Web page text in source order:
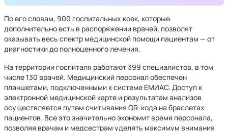
По его словам, 900 госпитальных коек, которые
дополнительно есть в распоряжении врачей, позволят
оказывать весь спектр медицинской помощи пациентам — от
диагностики до полноценного лечения.
На территории госпиталя работают 399 специалистов, в том
числе 130 врачей. Медицинский персонал обеспечен
планшетами, подключенными к системе ЕМИАС. Доступ к
электронной медицинской карте и результатам анализов
осуществляется путем считывания QR-кода на браслетах
пациентов. Все это значительно экономит время персонала,
позволяя врачам и медсестрам уделять максимум внимания